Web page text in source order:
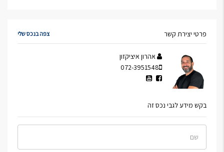
פרטי יצירת קשר צפה בנכס שלי
אהרון איציקזון
072-3951548
בקש מידע לגבי נכס זה